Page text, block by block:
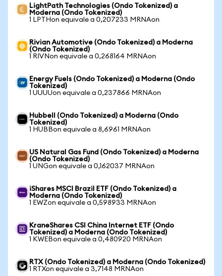
LightPath Technologies (Ondo Tokenized) a
Moderna (Ondo Tokenized)
1 LPTHon equivale a 0,207233 MRNAon
Rivian Automotive (Ondo Tokenized) a Moderna
(Ondo Tokenized)
1 RIVNon equivale a 0,268164 MRNAon
Energy Fuels (Ondo Tokenized) a Moderna (Ondo
Tokenized)
1 UUUUon equivale a 0,237866 MRNAon
Hubbell (Ondo Tokenized) a Moderna (Ondo
Tokenized)
1 HUBBon equivale a 8,6961 MRNAon
US Natural Gas Fund (Ondo Tokenized) a Moderna
(Ondo Tokenized)
1 UNGon equivale a 0,162037 MRNAon
iShares MSCI Brazil ETF (Ondo Tokenized) a
Moderna (Ondo Tokenized)
1 EWZon equivale a 0,598933 MRNAon
KraneShares CSI China Internet ETF (Ondo
Tokenized) a Moderna (Ondo Tokenized)
1 KWEBon equivale a 0,480920 MRNAon
RTX (Ondo Tokenized) a Moderna (Ondo Tokenized)
1 RTXon equivale a 3,7148 MRNAon